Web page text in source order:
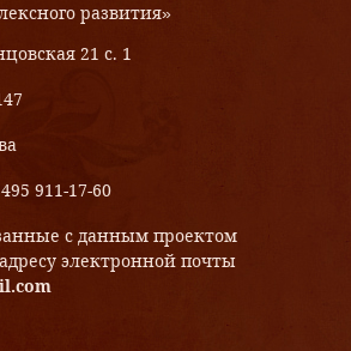
развития»
21 с. 1
911-17-60
с данным проектом
электронной почты